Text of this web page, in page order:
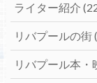
ライター紹介
リバプールの街
リバプール本・